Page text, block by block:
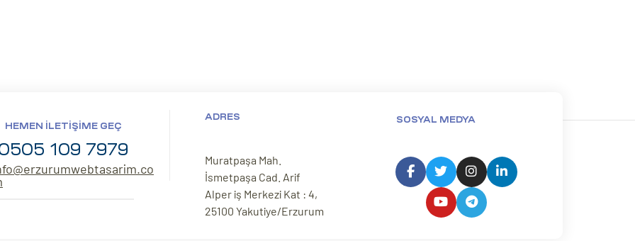
HEMEN İLETIŞIME GEÇ
109 7979
ADRES
Muratpaşa Mah.
İsmetpaşa Cad. Arif
Alper iş Merkezi Kat : 4,
25100 Yakutiye/Erzurum
SOSYAL MEDYA